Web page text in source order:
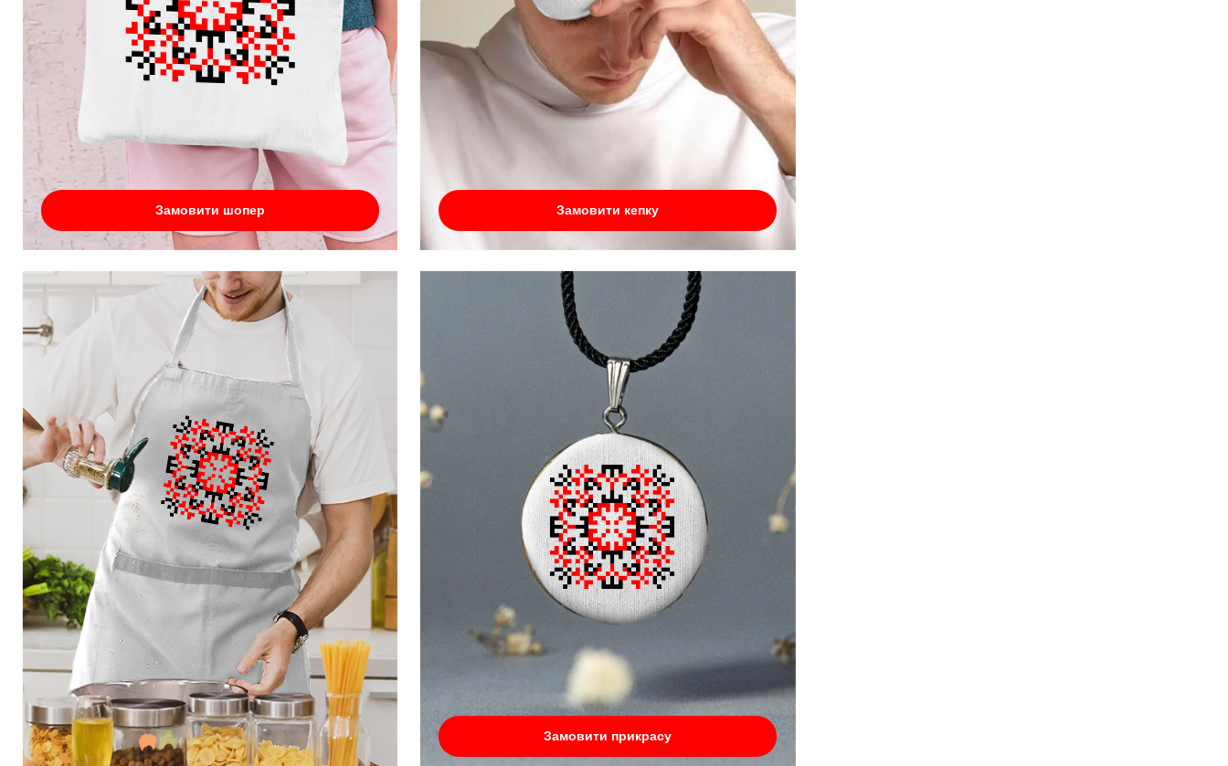
Замовити шопер Замовити кепку
Замовити прикрасу